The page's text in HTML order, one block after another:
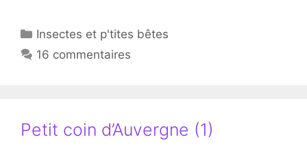
Catégories
Insectes et p'tites bêtes
16 commentaires
Petit coin d’Auvergne (1)